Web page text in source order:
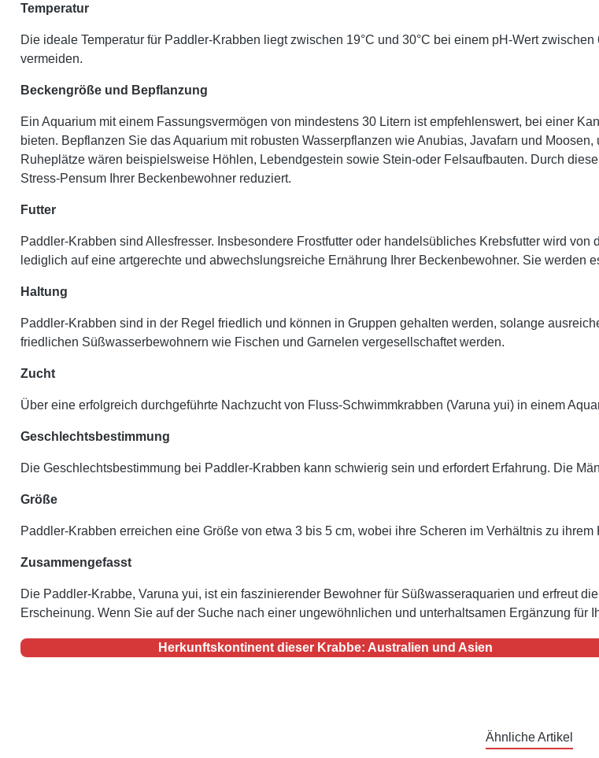
Temperatur
Die ideale Temperatur für Paddler-Krabben liegt zwischen 19°C und 30°C bei einem pH-Wert
vermeiden.
Beckengröße und Bepflanzung
Ein Aquarium mit einem Fassungsvermögen von mindestens 30 Litern ist empfehlenswert, bei einer
bieten. Bepflanzen Sie das Aquarium mit robusten Wasserpflanzen wie Anubias, Javafarn und
Ruheplätze wären beispielsweise Höhlen, Lebendgestein sowie Stein-oder Felsaufbauten. Durch
Stress-Pensum Ihrer Beckenbewohner reduziert.
Futter
Paddler-Krabben sind Allesfresser. Insbesondere Frostfutter oder handelsübliches Krebsfutter wird
lediglich auf eine artgerechte und abwechslungsreiche Ernährung Ihrer Beckenbewohner. Sie werden
Haltung
Paddler-Krabben sind in der Regel friedlich und können in Gruppen gehalten werden, solange
friedlichen Süßwasserbewohnern wie Fischen und Garnelen vergesellschaftet werden.
Zucht
Über eine erfolgreich durchgeführte Nachzucht von Fluss-Schwimmkrabben (Varuna yui) in einem
Geschlechtsbestimmung
Die Geschlechtsbestimmung bei Paddler-Krabben kann schwierig sein und erfordert Erfahrung. Die
Größe
Paddler-Krabben erreichen eine Größe von etwa 3 bis 5 cm, wobei ihre Scheren im Verhältnis zu ihrem
Zusammengefasst
Die Paddler-Krabbe, Varuna yui, ist ein faszinierender Bewohner für Süßwasseraquarien und erfreut
Erscheinung. Wenn Sie auf der Suche nach einer ungewöhnlichen und unterhaltsamen Ergänzung für
Herkunftskontinent dieser Krabbe: Australien und Asien
Ähnliche Artikel